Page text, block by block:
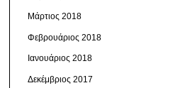
Μάρτιος 2018
Φεβρουάριος 2018
Ιανουάριος 2018
Δεκέμβριος 2017